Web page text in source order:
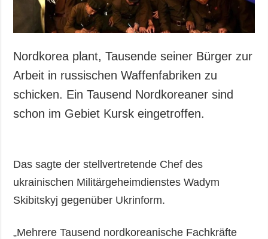
Nordkorea plant, Tausende seiner Bürger zur
Arbeit in russischen Waffenfabriken zu
schicken. Ein Tausend Nordkoreaner sind
schon im Gebiet Kursk eingetroffen.
Das sagte der stellvertretende Chef des
ukrainischen Militärgeheimdienstes Wadym
Skibitskyj gegenüber Ukrinform.
„Mehrere Tausend nordkoreanische Fachkräfte